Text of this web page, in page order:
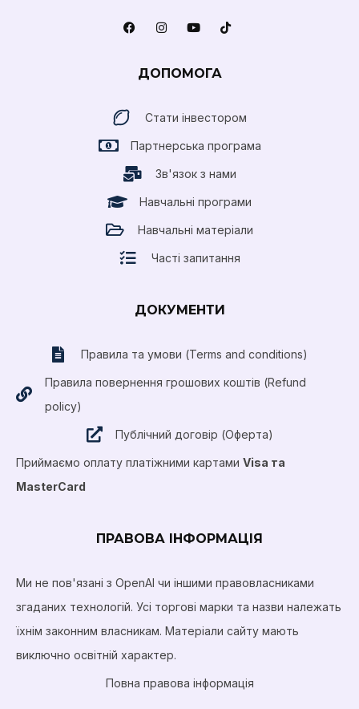
ДОПОМОГА
Стати інвестором
Партнерська програма
Зв'язок з нами
Навчальні програми
Навчальні матеріали
Часті запитання
ДОКУМЕНТИ
Правила та умови (Terms and conditions)
Правила повернення грошових коштів (Refund
policy)
Публічний договір (Оферта)
Приймаємо оплату платіжними картами Visa та
MasterCard
ПРАВОВА ІНФОРМАЦІЯ
Ми не пов'язані з OpenAI чи іншими правовласниками
згаданих технологій. Усі торгові марки та назви належать
їхнім законним власникам. Матеріали сайту мають
виключно освітній характер.
Повна правова інформація